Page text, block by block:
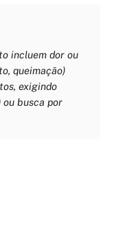
incluem dor ou
queimação)
exigindo
ou busca por